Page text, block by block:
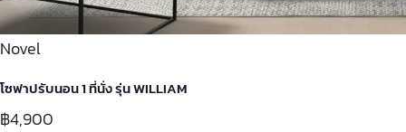
Novel
โซฟาปรับนอน 1 ที่นั่ง รุ่น WILLIAM
฿4,900